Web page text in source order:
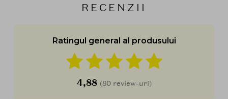
RECENZII
Ratingul general al produsului
4,88 (80 review-uri)